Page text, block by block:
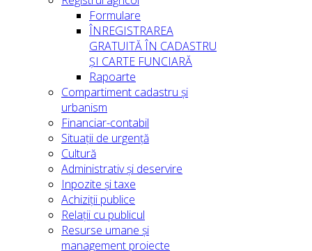
Formulare
ÎNREGISTRAREA
GRATUITĂ ÎN CADASTRU
ȘI CARTE FUNCIARĂ
Rapoarte
Compartiment cadastru și
urbanism
Financiar-contabil
Situații de urgență
Cultură
Administrativ și deservire
Inpozite și taxe
Achiziții publice
Relații cu publicul
Resurse umane și
management proiecte